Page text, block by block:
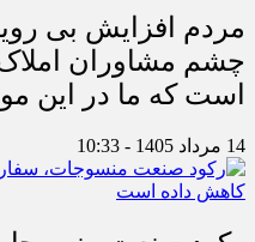
مردم افزایش بی
چشم مشاوران املاک
است که ما در این
14 مرداد 1405 - 10:33